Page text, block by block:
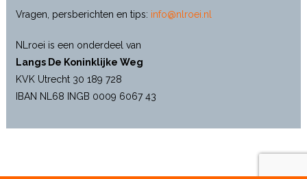
Vragen, persberichten en tips: info@nlroei.nl
NLroei is een onderdeel van
Langs De Koninklijke Weg
KVK Utrecht 30 189 728
IBAN NL68 INGB 0009 6067 43